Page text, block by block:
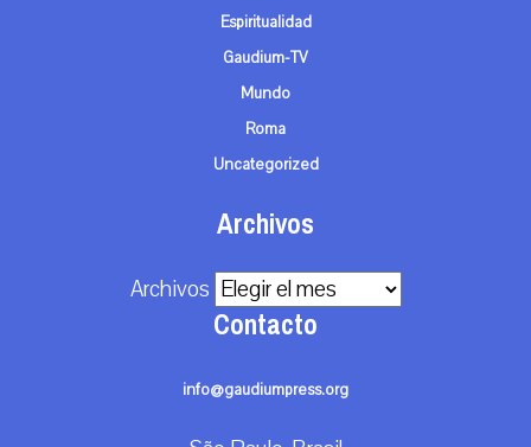
Espiritualidad
Gaudium-TV
Mundo
Roma
Uncategorized
Archivos
Archivos
Contacto
info@gaudiumpress.org